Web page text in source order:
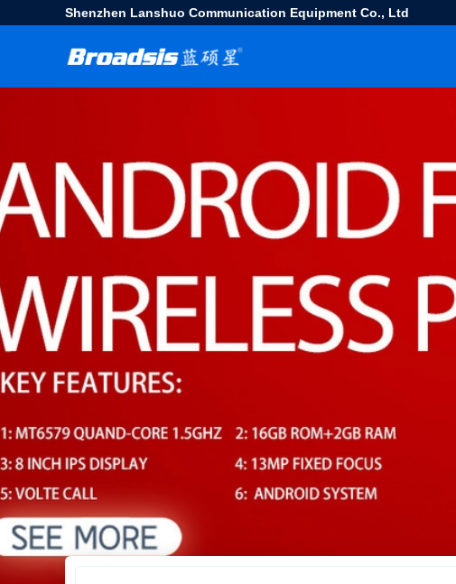
Shenzhen Lanshuo Communication Equipment Co., Ltd